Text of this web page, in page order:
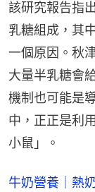
該研究報告指
乳糖組成，其
一個原因。秋
大量半乳糖會
機制也可能是
中，正正是利
小鼠」。
牛奶營養｜熱